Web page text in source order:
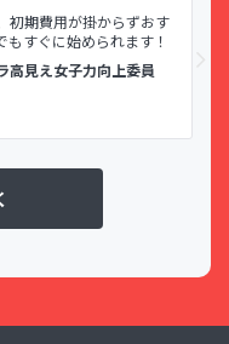
費用が掛からずおす
ぐに始められます！
え女子力向上委員